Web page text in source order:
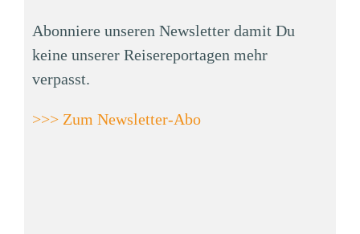
Abonniere unseren Newsletter damit Du
keine unserer Reisereportagen mehr
verpasst.
>>> Zum Newsletter-Abo